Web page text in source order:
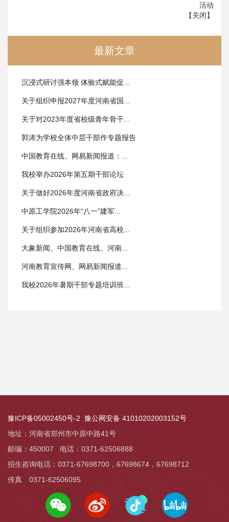
活动
【关闭】
最新文章
沉浸式研讨强本领 体验式赋能促...
关于组织申报2027年度河南省国...
关于对2023年度省校级青年骨干...
郭涛为学校全体中层干部作专题报告
中国教育在线、网易新闻报道：...
我校举办2026年第五期干部论坛
关于做好2026年度河南省政府决...
中原工学院2026年“八一”建军...
关于组织参加2026年河南省高校...
大象新闻、中国教育在线、河南...
河南教育宣传网、网易新闻报道...
我校2026年暑期干部专题培训班...
豫ICP备05002450号-2 豫公网安备 41010202003152号
地址：河南省郑州市中原中路41号
邮编：450007 电话：0371-62506888
招生咨询电话：0371-67698700， 67698674， 67698712
传真 ： 0371-62506095